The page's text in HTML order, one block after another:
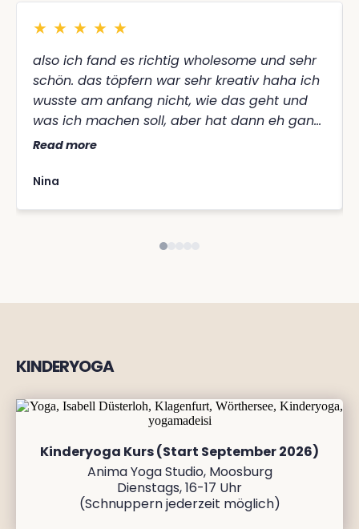
★ ★ ★ ★ ★
also ich fand es richtig wholesome und sehr
schön. das töpfern war sehr kreativ haha ich
wusste am anfang nicht, wie das geht und
was ich machen soll, aber hat dann eh ganz
gut geklappt 😅 vegan snacks waren genial
abschluss, so entspannend ☺️❤️
Read more
Nina
KINDERYOGA
Kinderyoga Kurs (Start September 2026)
Anima Yoga Studio, Moosburg
Dienstags, 16-17 Uhr
(Schnuppern jederzeit möglich)